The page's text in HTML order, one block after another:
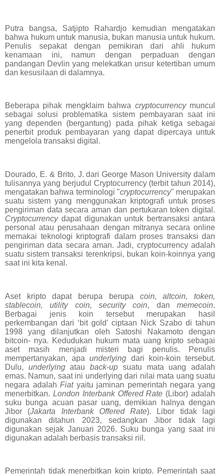
Putra bangsa, Satjipto Rahardjo kemudian mengatakan
bahwa hukum untuk manusia, bukan manusia untuk hukum.
Penulis sepakat dengan pemikiran dari ahli hukum
kenamaan ini, namun dengan perpaduan dengan
pandangan Devlin yang melekatkan unsur ketertiban umum
dan kesusilaan di dalamnya.
Beberapa pihak mengklaim bahwa cryptocurrencymuncul
sebagai solusi problematika sistem pembayaran saat ini
yang dependen (bergantung) pada pihak ketiga sebagai
penerbit produk pembayaran yang dapat dipercaya untuk
mengelola transaksi digital.
Dourado, E. & Brito, J. dari George Mason University dalam
tulisannya yang berjudul Cryptocurrency (terbit tahun 2014),
mengatakan bahwa terminologi "cryptocurrency" merupakan
suatu sistem yang menggunakan kriptografi untuk proses
pengiriman data secara aman dan pertukaran token digital.
Cryptocurrencydapat digunakan untuk bertransaksi antara
personal atau perusahaan dengan mitranya secara online
memakai teknologi kriptografi dalam proses transaksi dan
pengiriman data secara aman. Jadi, cryptocurrency adalah
suatu sistem transaksi terenkripsi, bukan koin-koinnya yang
saat ini kita kenal.
Aset kripto dapat berupa berupa coin, altcoin, token,
stablecoin, utility coin, security coin, danmemecoin.
Berbagai jenis koin tersebut merupakan hasil
perkembangan dari ‘bit gold’ ciptaan Nick Szabo di tahun
1998 yang dilanjutkan oleh Satoshi Nakamoto dengan
bitcoin- nya. Kedudukan hukum mata uang kripto sebagai
aset masih menjadi misteri bagi penulis. Penulis
mempertanyakan, apaunderlying dari koin-koin tersebut.
Dulu, underlyingatauback-up suatu mata uang adalah
emas. Namun, saat ini underlying dari nilai mata uang suatu
negara adalahFiatyaitu jaminan pemerintah negara yang
menerbitkan. London Interbank Offered Rate (Libor) adalah
suku bunga acuan pasar uang, demikian halnya dengan
Jibor (Jakarta Interbank Offered Rate). Libor tidak lagi
digunakan ditahun 2023, sedangkan Jibor tidak lagi
digunakan sejak Januari 2026. Suku bunga yang saat ini
digunakan adalah berbasis transaksi riil.
Pemerintah tidak menerbitkan koin kripto. Pemerintah saat